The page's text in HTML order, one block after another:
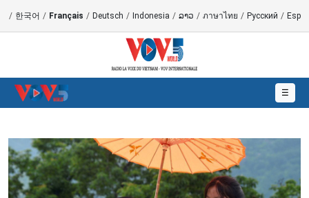
/ 한국어 / Français / Deutsch / Indonesia / ລາວ / ภาษาไทย / Русский /
☰